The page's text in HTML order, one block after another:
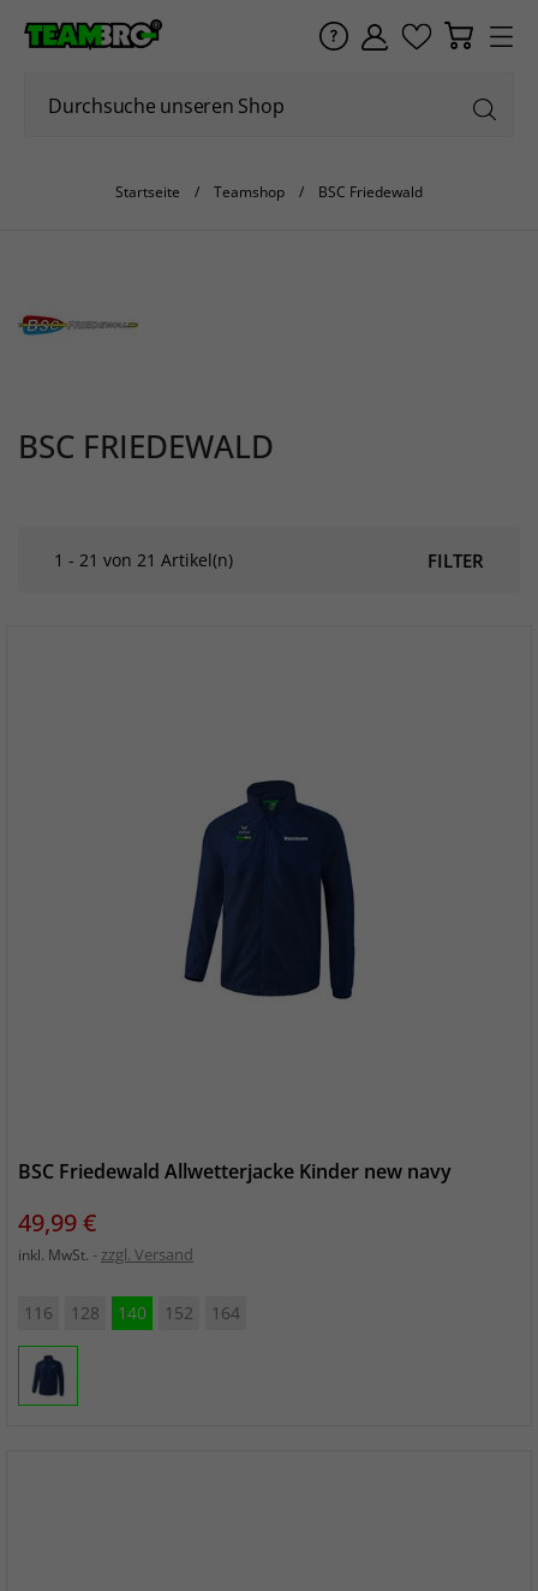
Startseite Teamshop BSC Friedewald
BSC FRIEDEWALD
FILTER
1 - 21 von 21 Artikel(n)
BSC Friedewald Allwetterjacke Kinder new navy
Preis
49,99 €
inkl. MwSt. zzgl. Versand
116 128 140 152 164